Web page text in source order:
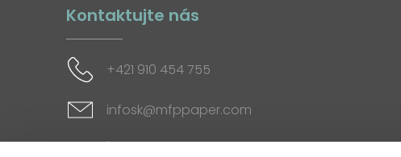
Kontaktujte nás
+421 910 454 755
infosk@mfppaper.com
Sociálne siete